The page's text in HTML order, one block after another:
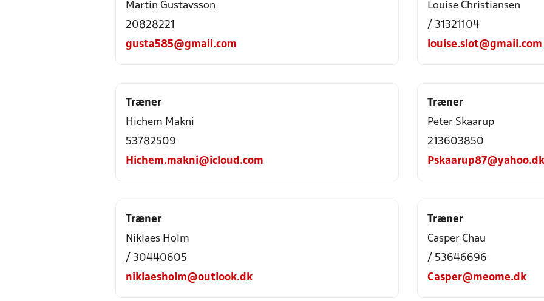
Martin Gustavsson
20828221
gusta585@gmail.com
Louise Christiansen
/ 31321104
louise.slot@gmail.com
Træner
Hichem Makni
53782509
Hichem.makni@icloud.com
Træner
Peter Skaarup
213603850
Pskaarup87@yahoo.dk
Træner
Niklaes Holm
/ 30440605
niklaesholm@outlook.dk
Træner
Casper Chau
/ 53646696
Casper@meome.dk